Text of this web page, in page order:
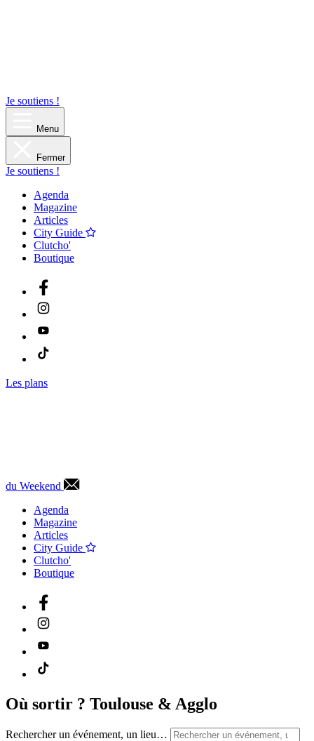
Je soutiens !
Menu
Fermer
Je soutiens !
Agenda
Magazine
Articles
City Guide
Clutcho'
Boutique
Les plans
du Weekend
Agenda
Magazine
Articles
City Guide
Clutcho'
Boutique
Où sortir ? Toulouse & Agglo
Rechercher un événement, un lieu…